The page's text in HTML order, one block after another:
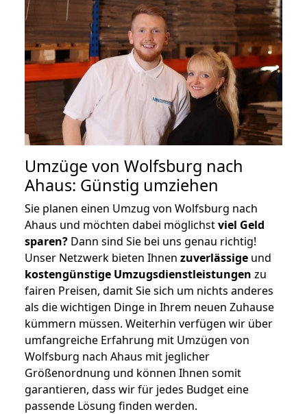
Umzüge von Wolfsburg nach
Ahaus: Günstig umziehen
Sie planen einen Umzug von Wolfsburg nach
Ahaus und möchten dabei möglichstviel Geld
sparen? Dann sind Sie bei uns genau richtig!
Unser Netzwerk bieten Ihnen zuverlässige und
kostengünstige Umzugsdienstleistungen zu
fairen Preisen, damit Sie sich um nichts anderes
als die wichtigen Dinge in Ihrem neuen Zuhause
kümmern müssen. Weiterhin verfügen wir über
umfangreiche Erfahrung mit Umzügen von
Wolfsburg nach Ahaus mit jeglicher
Größenordnung und können Ihnen somit
garantieren, dass wir für jedes Budget eine
passende Lösung finden werden.